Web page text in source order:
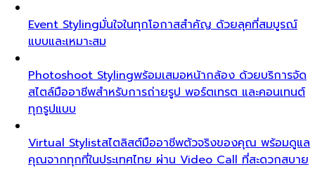
Event Stylingมั่นใจในทุกโอกาสสำคัญ ด้วยลุคที่สมบูรณ์
แบบและเหมาะสม
Photoshoot Stylingพร้อมเสมอหน้ากล้อง ด้วยบริการจัด
สไตล์มืออาชีพสำหรับการถ่ายรูป พอร์ตเทรต และคอนเทนต์
ทุกรูปแบบ
Virtual Stylistสไตลิสต์มืออาชีพตัวจริงของคุณ พร้อมดูแล
คุณจากทุกที่ในประเทศไทย ผ่าน Video Call ที่สะดวกสบาย